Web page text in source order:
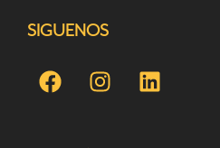
SIGUENOS